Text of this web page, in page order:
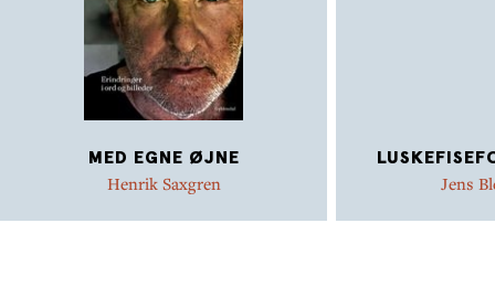
MED EGNE ØJNE
Henrik Saxgren Jens